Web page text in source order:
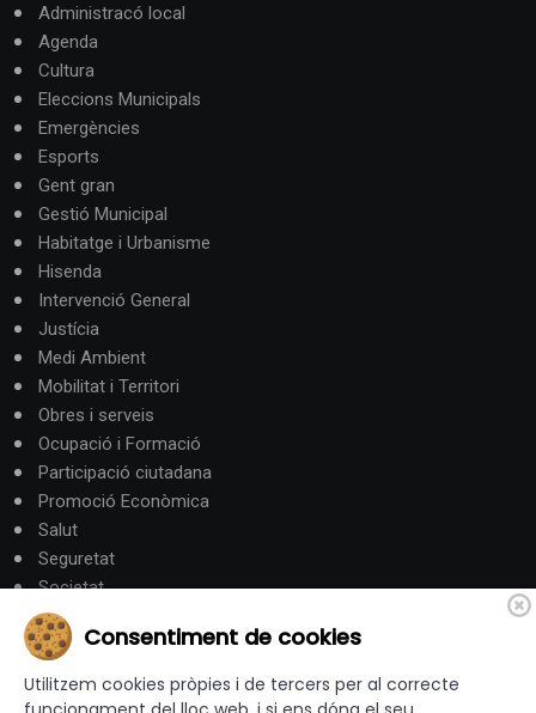
Administracó local
Agenda
Cultura
Eleccions Municipals
Emergències
Esports
Gent gran
Gestió Municipal
Habitatge i Urbanisme
Hisenda
Intervenció General
Justícia
Medi Ambient
Mobilitat i Territori
Obres i serveis
Ocupació i Formació
Participació ciutadana
Promoció Econòmica
Salut
Seguretat
Societat
Turisme
Altres Canals
Consentiment de cookies
Utilitzem cookies pròpies i de tercers per al correcte